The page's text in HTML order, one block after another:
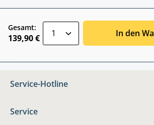
Gesamt:
139,90 € In den
Service-Hotline
Service